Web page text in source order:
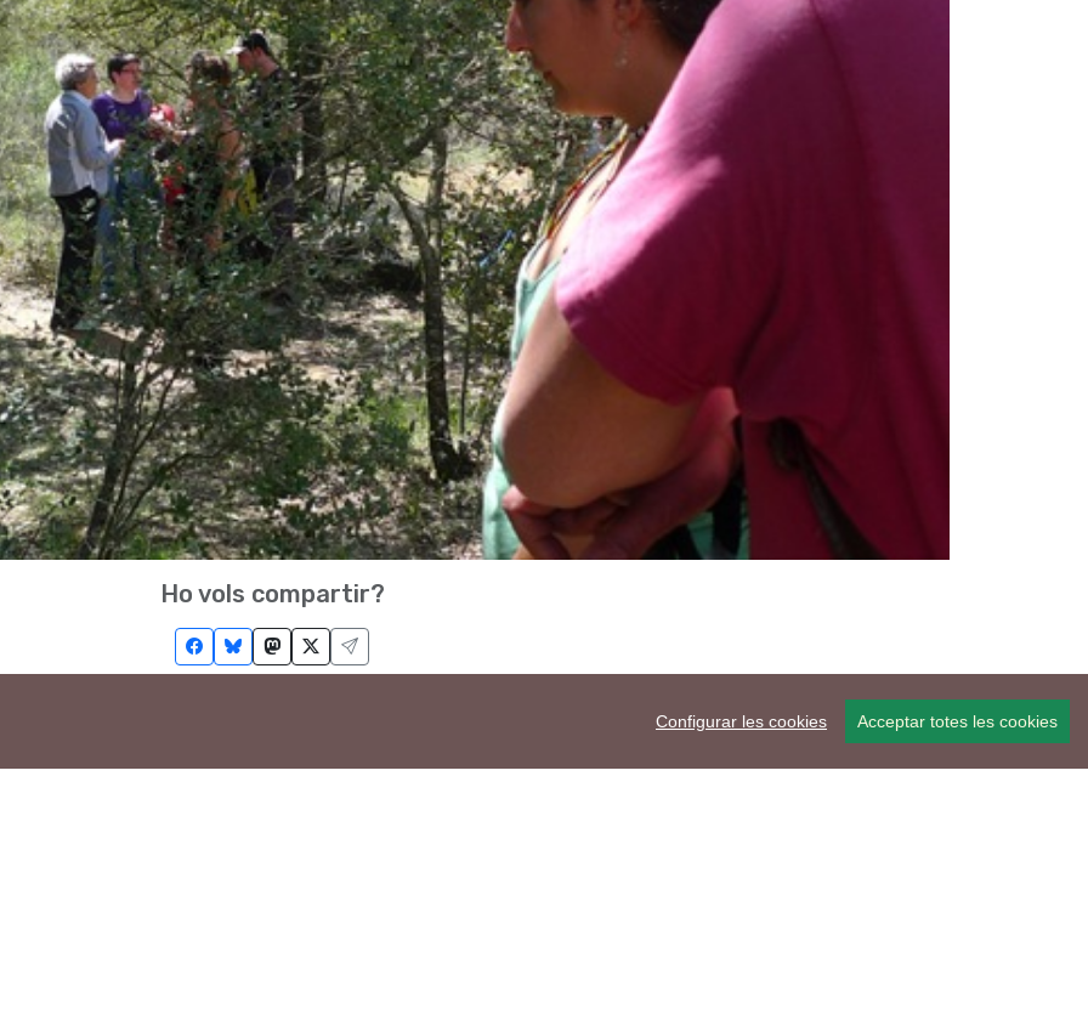
Configurar les cookies Acceptar totes les cookies
Ho vols compartir?